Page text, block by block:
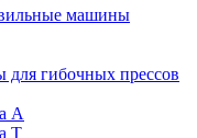
машины
для гибочных прессов
A
T